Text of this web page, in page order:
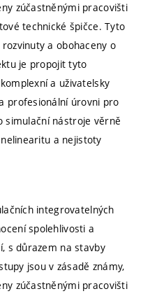
zúčastněnými pracovišti
technické špičce. Tyto
a obohaceny o
je propojit tyto
a uživatelsky
profesionální úrovni pro
simulační nástroje věrně
a nejistoty
integrovatelných
spolehlivosti a
s důrazem na stavby
jsou v zásadě známy,
zúčastněnými pracovišti